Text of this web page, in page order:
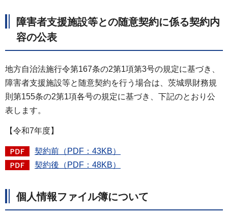
障害者支援施設等との随意契約に係る契約内
容の公表
地方自治法施行令第167条の2第1項第3号の規定に基づき、
障害者支援施設等と随意契約を行う場合は、茨城県財務規
則第155条の2第1項各号の規定に基づき、下記のとおり公
表します。
【令和7年度】
契約前（PDF：43KB）
契約後（PDF：48KB）
個人情報ファイル簿について